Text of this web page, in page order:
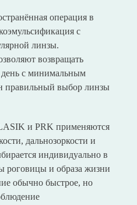
операция в
с
линзы.
возвращать
день с минимальным
правильный выбор линзы
и PRK применяются
дальнозоркости и
индивидуально в
роговицы и образа жизни
обычно быстрое, но